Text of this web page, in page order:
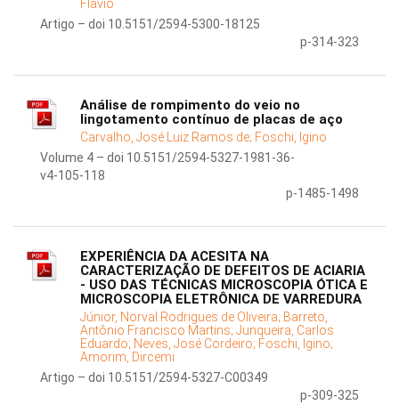
Flávio
Artigo – doi 10.5151/2594-5300-18125
p-314-323
Análise de rompimento do veio no
lingotamento contínuo de placas de aço
Carvalho, José Luiz Ramos de; Foschi, Igino
Volume 4 – doi 10.5151/2594-5327-1981-36-
v4-105-118
p-1485-1498
EXPERIÊNCIA DA ACESITA NA
CARACTERIZAÇÃO DE DEFEITOS DE ACIARIA
- USO DAS TÉCNICAS MICROSCOPIA ÓTICA E
MICROSCOPIA ELETRÔNICA DE VARREDURA
Júnior, Norval Rodrigues de Oliveira; Barreto,
Antônio Francisco Martins; Junqueira, Carlos
Eduardo; Neves, José Cordeiro; Foschi, Igino;
Amorim, Dircemi
Artigo – doi 10.5151/2594-5327-C00349
p-309-325